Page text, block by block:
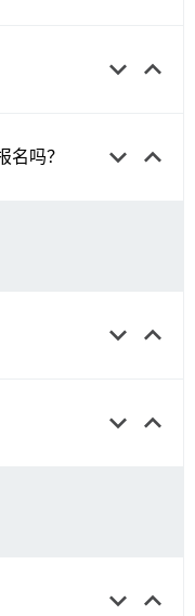
keyboard_arrow_down keyboard_arrow_up
名吗？ keyboard_arrow_down keyboard_arrow_up
keyboard_arrow_down keyboard_arrow_up
keyboard_arrow_down keyboard_arrow_up
keyboard_arrow_down keyboard_arrow_up